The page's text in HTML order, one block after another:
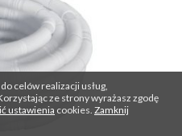
do celów realizacji usług,
ze strony wyrażasz zgodę
ustawienia cookies. Zamknij